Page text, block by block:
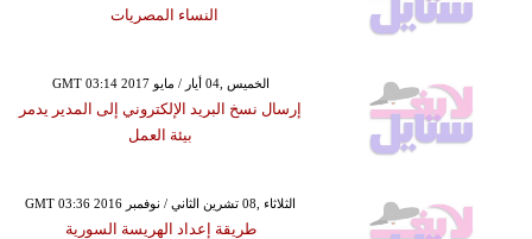
النساء المصريات
GMT 03:14 2017 الخميس ,04 أيار / مايو
إرسال نسخ البريد الإلكتروني إلى المدير يدمر
بيئة العمل
GMT 03:36 2016 الثلاثاء ,08 تشرين الثاني / نوفمبر
طريقة إعداد الهريسة السورية